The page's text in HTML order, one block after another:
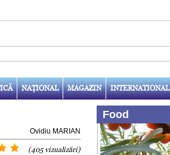
NAŢIONAL MAGAZIN INTERNATIONAL
Ovidiu MARIAN
(405 vizualizări)
Food